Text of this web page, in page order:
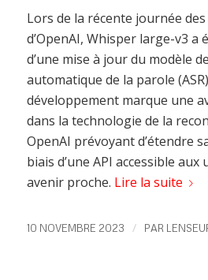
Lors de la récente journée
d’OpenAI, Whisper large-v3 a
d’une mise à jour du modèle
automatique de la parole
développement marque une
dans la technologie de la
OpenAI prévoyant d’étendre
biais d’une API accessible
avenir proche. Lire la suite
10 NOVEMBRE 2023 / PAR